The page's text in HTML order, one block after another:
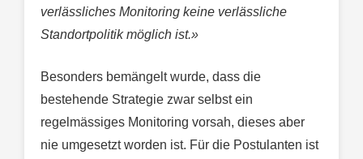
verlässliches Monitoring keine verlässliche
Standortpolitik möglich ist.»
Besonders bemängelt wurde, dass die
bestehende Strategie zwar selbst ein
regelmässiges Monitoring vorsah, dieses aber
nie umgesetzt worden ist. Für die Postulanten ist